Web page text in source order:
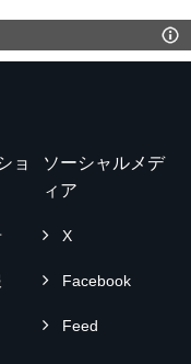
ョ
ソーシャルメデ
ィア
X
Facebook
Feed